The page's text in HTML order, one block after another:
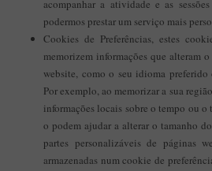
acompanhar a atividade e as
podermos prestar um serviço mais
Cookies de Preferências, estes
memorizem informações que alteram
website, como o seu idioma
Por exemplo, ao memorizar a sua
informações locais sobre o tempo ou
o podem ajudar a alterar o tamanho
partes personalizáveis de páginas
armazenadas num cookie de